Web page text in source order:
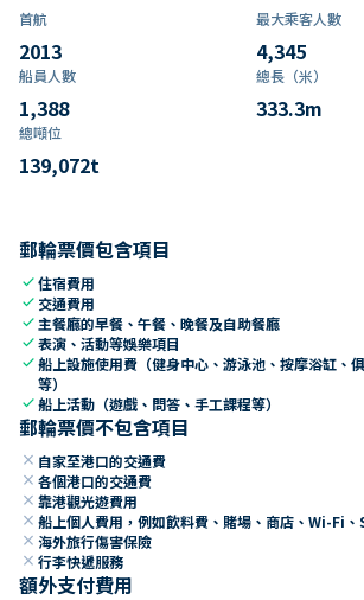
首航
2013
最大乘客人數
4,345
船員人數
1,388
總長（米）
333.3m
總噸位
139,072t
郵輪票價包含項目
check住宿費用
check 交通費用
check 主餐廳的早餐、午餐、晚餐及自助餐廳
check表演、活動等娛樂項目
check船上設施使用費（健身中心、游泳池、按摩浴缸、
等）
check船上活動（遊戲、問答、手工課程等）
郵輪票價不包含項目
close 自家至港口的交通費
close 各個港口的交通費
close 靠港觀光遊費用
close 船上個人費用，例如飲料費、賭場、商店、Wi-Fi、
close 海外旅行傷害保險
close 行李快遞服務
額外支付費用